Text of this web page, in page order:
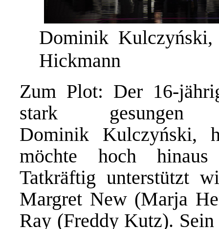
Dominik
Hickmann
Zum Plot: Der 16-
stark
Dominik Kulczyński,
möchte hoch
Tatkräftig unterstützt
Margret New (Marja
Ray (Freddy Kutz).